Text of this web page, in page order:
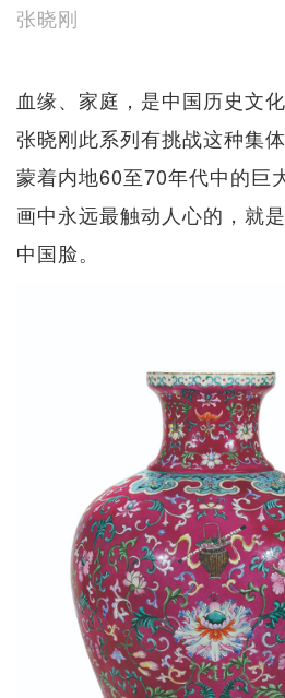
张晓刚
血缘、家庭，是中国历史文
张晓刚此系列有挑战这种集
蒙着内地60至70年代中的巨
画中永远最触动人心的，就
中国脸。